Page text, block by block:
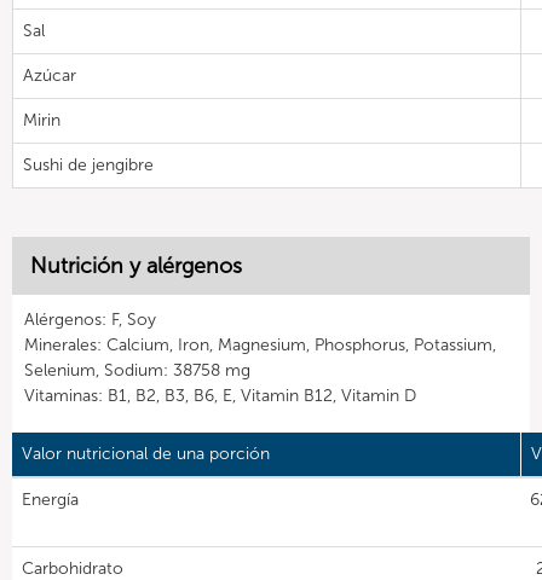
Sal
Azúcar
Mirin
Sushi de jengibre
Nutrición y alérgenos
Alérgenos: F, Soy
Minerales: Calcium, Iron, Magnesium, Phosphorus, Potassium,
Selenium, Sodium: 38758 mg
Vitaminas: B1, B2, B3, B6, E, Vitamin B12, Vitamin D
Valor nutricional de una porción
Energía
Carbohidrato